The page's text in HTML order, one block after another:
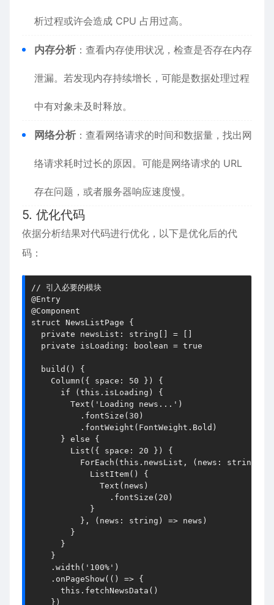
析过程或许会造成 CPU 占用过高。
内存分析 ：查看内存使用状况，检查是否存在内存
泄漏。若发现内存持续增长，可能是数据处理过程
中有对象未及时释放。
网络分析 ：查看网络请求的时间和数据量，找出网
络请求耗时过长的原因。可能是网络请求的 URL
存在问题，或者服务器响应速度慢。
5. 优化代码
依据分析结果对代码进行优化，以下是优化后的代
码：
// 引入必要的模块
@Entry
@Component
struct NewsListPage {
private
newsList : string [] = []
private
isLoading : boolean = true
build () {
Column ({ space : 50 }) {
if ( this . isLoading ) {
Text ( 'Loading news...' )
          .
fontSize ( 30 )
          .
fontWeight ( FontWeight . Bold )
      }
else {
List ({ space : 20 }) {
ForEach ( this . newsList , ( news : string
ListItem() {
Text (news)
                .
fontSize ( 20 )
            }
          },
( news : string ) => news)
        }
      }
    }
    .
width ( '100%' )
    .
onPageShow( () => {
this . fetchNewsData ()
    })